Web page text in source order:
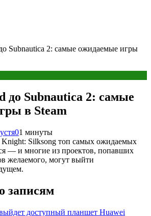
Subnautica 2: самые ожидаемые игры
до Subnautica 2: самые
в Steam
01 минуты
Silksong топ самых ожидаемых
— и многие из проектов, попавших
желаемого, могут выйти
записям
доступный планшет Huawei